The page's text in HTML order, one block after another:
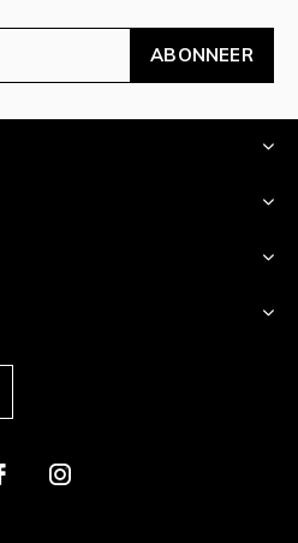
ABONNEER